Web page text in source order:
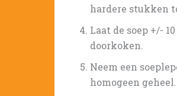
hardere stukken
Laat de soep +/-
doorkoken.
Neem een
homogeen